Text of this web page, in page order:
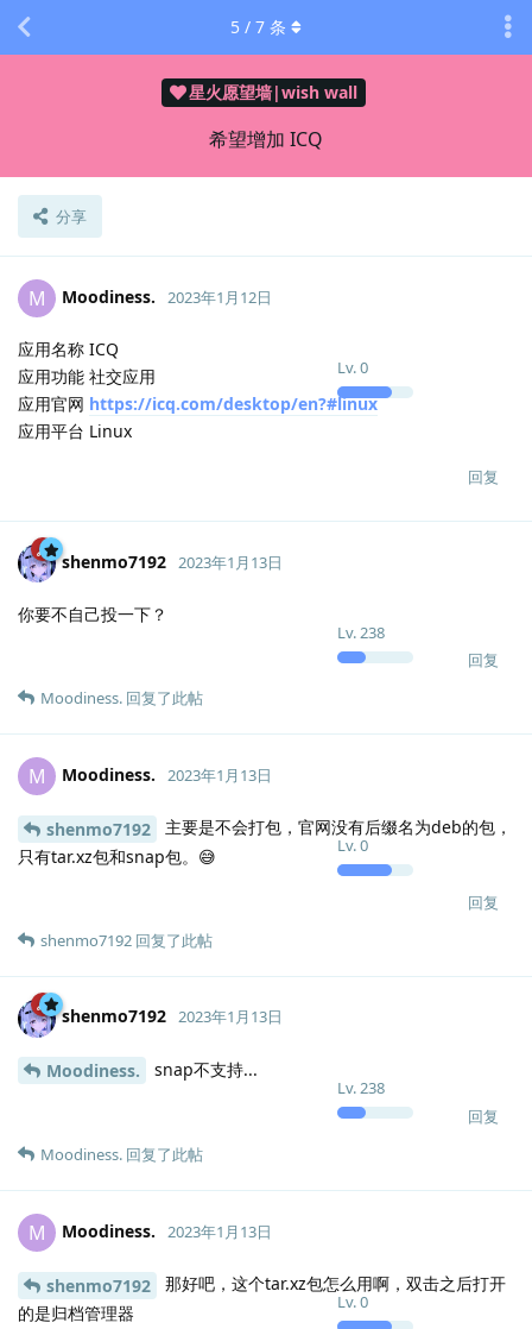
星火愿望墙|wish wall
希望增加 ICQ
分享
5 / 7 条
M Moodiness.
Lv.0
2023年1月12日
应用名称 ICQ
应用功能 社交应用
应用官网 https://icq.com/desktop/en?#linux
应用平台 Linux
回复
shenmo7192
Lv.238
2023年1月13日
你要不自己投一下？
回复
Moodiness. 回复了此帖
M Moodiness.
Lv.0
2023年1月13日
shenmo7192
主要是不会打包，官网没有后缀名为deb的包，
只有tar.xz包和snap包。😅
回复
shenmo7192 回复了此帖
shenmo7192
Lv. 238
2023年1月13日
Moodiness. snap不支持...
回复
Moodiness. 回复了此帖
M Moodiness.
Lv.0
2023年1月13日
shenmo7192
那好吧，这个tar.xz包怎么用啊，双击之后打开
的是归档管理器